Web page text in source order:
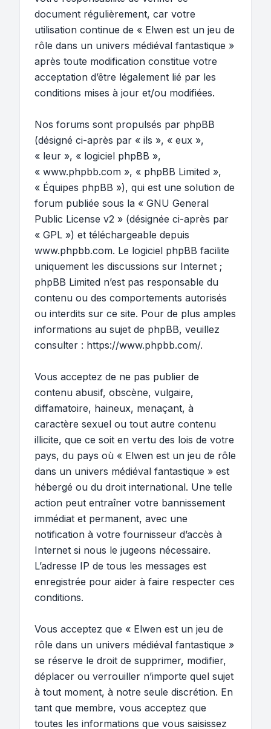
document régulièrement, car votre
utilisation continue de « Elwen est un jeu de
rôle dans un univers médiéval fantastique »
après toute modification constitue votre
acceptation d’être légalement lié par les
conditions mises à jour et/ou modifiées.
Nos forums sont propulsés par phpBB
(désigné ci-après par « ils », « eux »,
« leur », « logiciel phpBB »,
« www.phpbb.com », « phpBB Limited »,
« Équipes phpBB »), qui est une solution de
forum publiée sous la « GNU General
Public License v2 » (désignée ci-après par
« GPL ») et téléchargeable depuis
www.phpbb.com. Le logiciel phpBB facilite
uniquement les discussions sur Internet ;
phpBB Limited n’est pas responsable du
contenu ou des comportements autorisés
ou interdits sur ce site. Pour de plus amples
informations au sujet de phpBB, veuillez
consulter : https://www.phpbb.com/.
Vous acceptez de ne pas publier de
contenu abusif, obscène, vulgaire,
diffamatoire, haineux, menaçant, à
caractère sexuel ou tout autre contenu
illicite, que ce soit en vertu des lois de votre
pays, du pays où « Elwen est un jeu de rôle
dans un univers médiéval fantastique » est
hébergé ou du droit international. Une telle
action peut entraîner votre bannissement
immédiat et permanent, avec une
notification à votre fournisseur d’accès à
Internet si nous le jugeons nécessaire.
L’adresse IP de tous les messages est
enregistrée pour aider à faire respecter ces
conditions.
Vous acceptez que « Elwen est un jeu de
rôle dans un univers médiéval fantastique »
se réserve le droit de supprimer, modifier,
déplacer ou verrouiller n’importe quel sujet
à tout moment, à notre seule discrétion. En
tant que membre, vous acceptez que
toutes les informations que vous saisissez